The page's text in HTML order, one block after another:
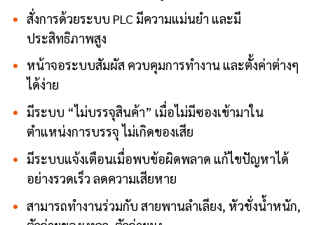
สั่งการด้วยระบบ PLC มีความแม่นยำ และมี
ประสิทธิภาพสูง
หน้าจอระบบสัมผัส ควบคุมการทำงาน และตั้งค่าต่างๆ
ได้ง่าย
มีระบบ “ไม่บรรจุสินค้า” เมื่อไม่มีซองเข้ามาใน
ตำแหน่งการบรรจุ ไม่เกิดของเสีย
มีระบบแจ้งเตือนเมื่อพบข้อผิดพลาด แก้ไขปัญหาได้
อย่างรวดเร็ว ลดความเสียหาย
สามารถทำงานร่วมกับ สายพานลำเลียง, หัวชั่งน้ำหนัก,